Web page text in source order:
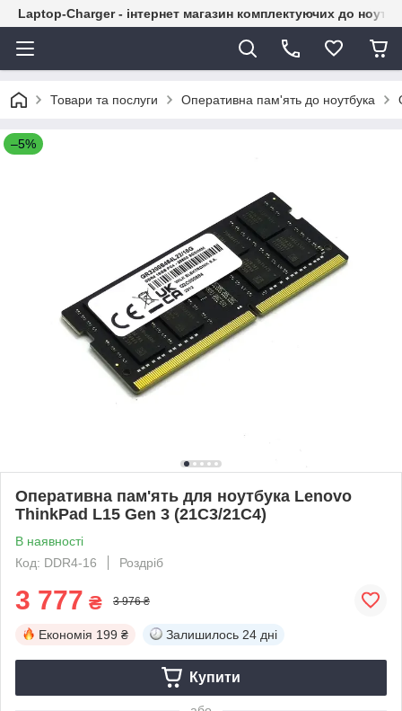
Laptop-Charger - інтернет магазин комплектуючих до
Товари та послуги Оперативна пам'ять до ноутбука
–5%
Оперативна пам'ять для ноутбука Lenovo
ThinkPad L15 Gen 3 (21C3/21C4)
В наявності
Код: DDR4-16
Роздріб
3 777 ₴ 3 976 ₴
Економія 199 ₴ Залишилось 24 дні
Купити